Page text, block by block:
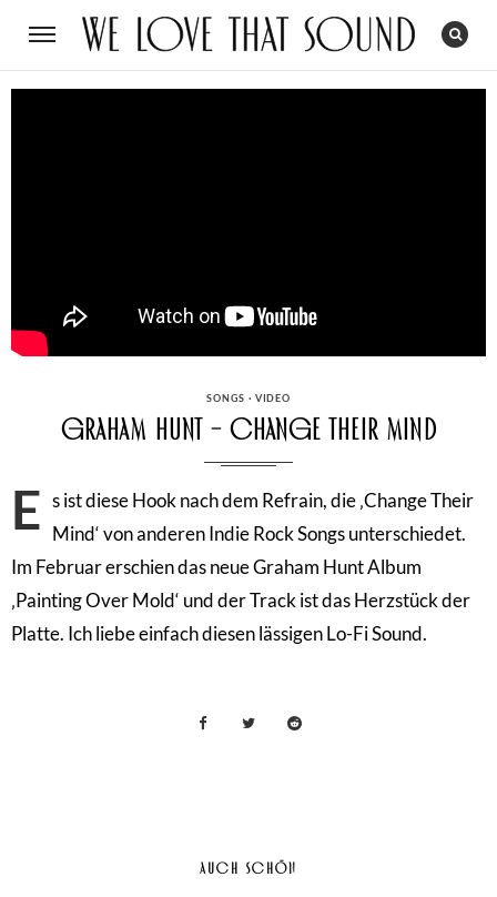
CATEGORIES
SONGS ·VIDEO
Graham Hunt – Change Their Mind
E s ist diese Hook nach dem Refrain, die ‚Change Their
Mind‘ von anderen Indie Rock Songs unterschiedet.
Im Februar erschien das neue Graham Hunt Album
‚Painting Over Mold‘ und der Track ist das Herzstück der
Platte. Ich liebe einfach diesen lässigen Lo-Fi Sound.
AUCH SCHÖN